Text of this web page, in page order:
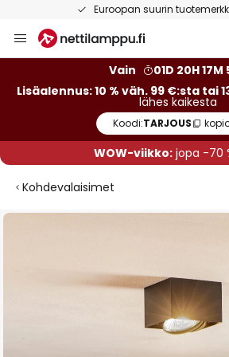
Euroopan suurin
to
Vain
01D 20H 17M
Lisäalennus: 10 % väh. 99 €:sta tai
lähes kaikesta
Koodi:TARJOUS
WOW-viikko:jopa -70
Kohdevalaisimet
Skip